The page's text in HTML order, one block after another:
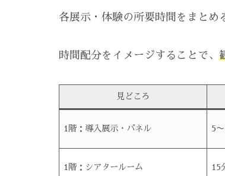
各展示・体験の所要時間をまとめ
時間配分をイメージすることで、
見どころ
1階：導入展示・パネル 5
1階：シアタールーム 15